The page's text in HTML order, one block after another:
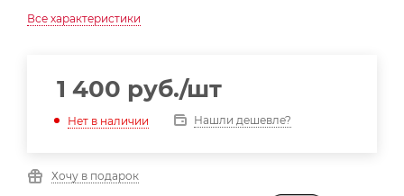
Все характеристики
1 400 руб./шт
Нет в наличии Нашли дешевле?
Хочу в подарок